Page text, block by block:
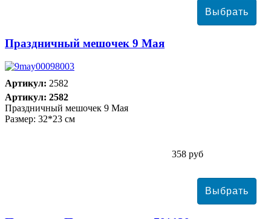
Праздничный мешочек 9 Мая
Артикул: 2582
Артикул: 2582
Праздничный мешочек 9 Мая
Размер: 32*23 см
358 руб